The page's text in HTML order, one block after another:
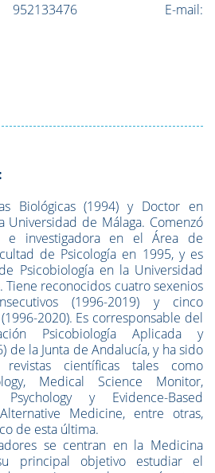
952133476 E-mail:
Biológicas (1994) y Doctor en
Universidad de Málaga. Comenzó
e investigadora en el Área de
de Psicología en 1995, y es
Psicobiología en la Universidad
Tiene reconocidos cuatro sexenios
(1996-2019) y cinco
2020). Es corresponsable del
Psicobiología Aplicada y
de la Junta de Andalucía, y ha sido
científicas tales como
Medical Science Monitor,
y Evidence-Based
Medicine, entre otras,
de esta última.
se centran en la Medicina
principal objetivo estudiar el